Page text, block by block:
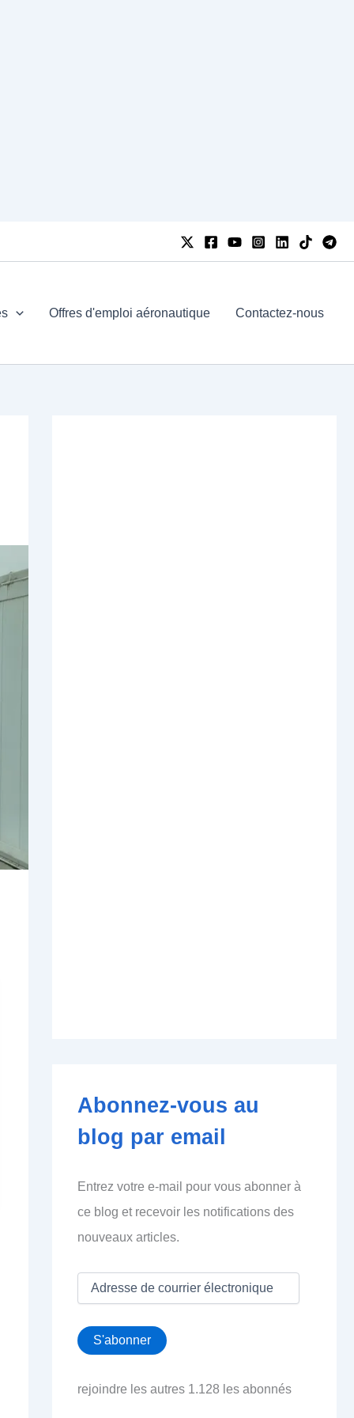
Offres d'emploi aéronautique Contactez-nous
Abonnez-vous au
blog par email
Entrez votre e-mail pour vous abonner à
ce blog et recevoir les notifications des
nouveaux articles.
e
s
d
S'abonner
rejoindre les autres 1.128 les abonnés